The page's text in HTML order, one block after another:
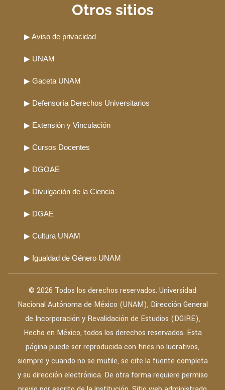
Otros sitios
▶ Aviso de privacidad
▶ UNAM
▶ Gaceta UNAM
▶ Defensoría Derechos Universitarios
▶ Extensión y Vinculación
▶ Cursos Docentes
▶ DGOAE
▶ Divulgación de la Ciencia
▶ DGAE
▶ Cultura UNAM
▶ Igualdad de Género UNAM
© 2026 Todos los derechos reservados. Universidad
Nacional Autónoma de México (UNAM), Dirección General
de Incorporación y Revalidación de Estudios (DGIRE),
Hecho en México, todos los derechos reservados. Esta
página puede ser reproducida con fines no lucrativos,
siempre y cuando no se mutile, se cite la fuente completa
y su dirección electrónica. De otra forma requiere permiso